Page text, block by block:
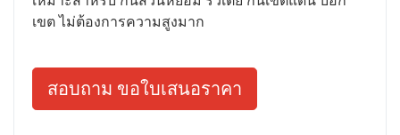
เขต ไม่ต้องการความสูงมาก
สอบถาม ขอใบเสนอราคา